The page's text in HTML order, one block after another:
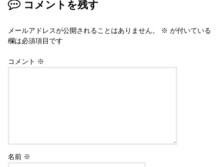
k
コメントを残す
メールアドレスが公開されることはありません。 ※ が付いている
欄は必須項目です
コメント ※
名前 ※